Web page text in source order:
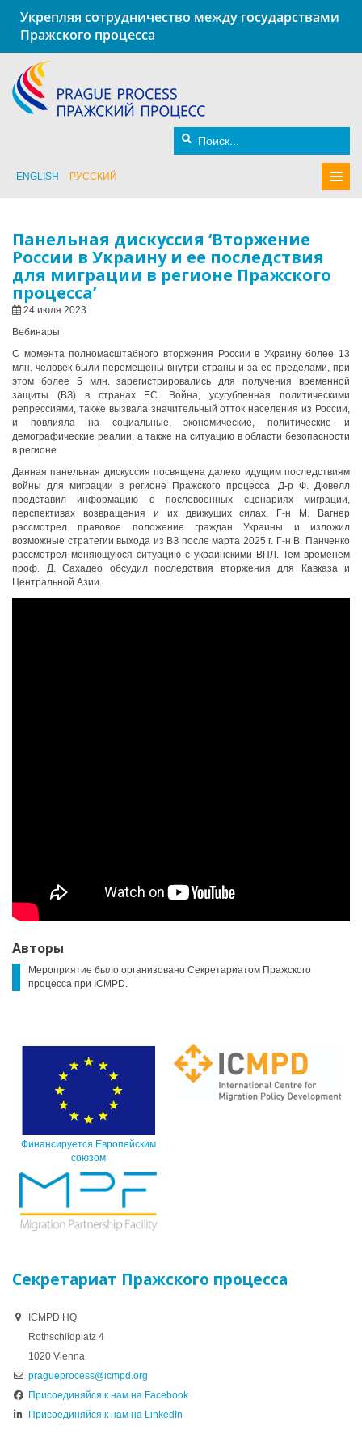
Укрепляя сотрудничество между государствами
Пражского процесса
ENGLISH РУССКИЙ
Панельная дискуссия ‘Вторжение
России в Украину и ее последствия
для миграции в регионе Пражского
процесса’
24 июля 2023
Вебинары
С момента полномасштабного вторжения России в Украину более 13
млн. человек были перемещены внутри страны и за ее пределами, при
этом более 5 млн. зарегистрировались для получения временной
защиты (ВЗ) в странах ЕС. Война, усугубленная политическими
репрессиями, также вызвала значительный отток населения из России,
и повлияла на социальные, экономические, политические и
демографические реалии, а также на ситуацию в области безопасности
в регионе.
Данная панельная дискуссия посвящена далеко идущим последствиям
войны для миграции в регионе Пражского процесса. Д-р Ф. Дювелл
представил информацию о послевоенных сценариях миграции,
перспективах возвращения и их движущих силах. Г-н М. Вагнер
рассмотрел правовое положение граждан Украины и изложил
возможные стратегии выхода из ВЗ после марта 2025 г. Г-н В. Панченко
рассмотрел меняющуюся ситуацию с украинскими ВПЛ. Тем временем
проф. Д. Сахадео обсудил последствия вторжения для Кавказа и
Центральной Азии.
Авторы
Мероприятие было организовано Секретариатом Пражского
процесса при ICMPD.
Финансируется Европейским
союзом
Секретариат Пражского процесса
ICMPD HQ
Rothschildplatz 4
1020 Vienna
pragueprocess@icmpd.org
Присоединяйся к нам на Facebook
Присоединяйся к нам на LinkedIn